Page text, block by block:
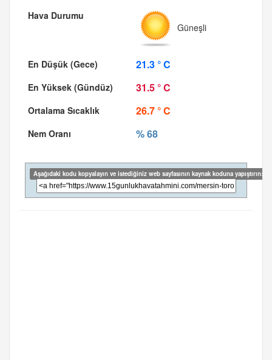
Güneşli
21.3 ° C
31.5 ° C
26.7 ° C
% 68
Aşağıdaki kodu kopyalayın ve istediğiniz web sayfasının kaynak koduna yapıştırın: